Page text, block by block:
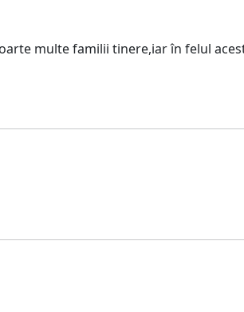
multe familii tinere,iar în felul